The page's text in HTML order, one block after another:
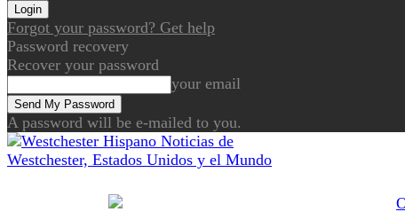
Forgot your password? Get help
Password recovery
Recover your password
your email
A password will be e-mailed to you.
Noticias de
Westchester, Estados Unidos y el Mundo